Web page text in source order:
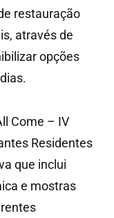
restauração
através de
opções
Come – IV
Residentes
que inclui
e mostras